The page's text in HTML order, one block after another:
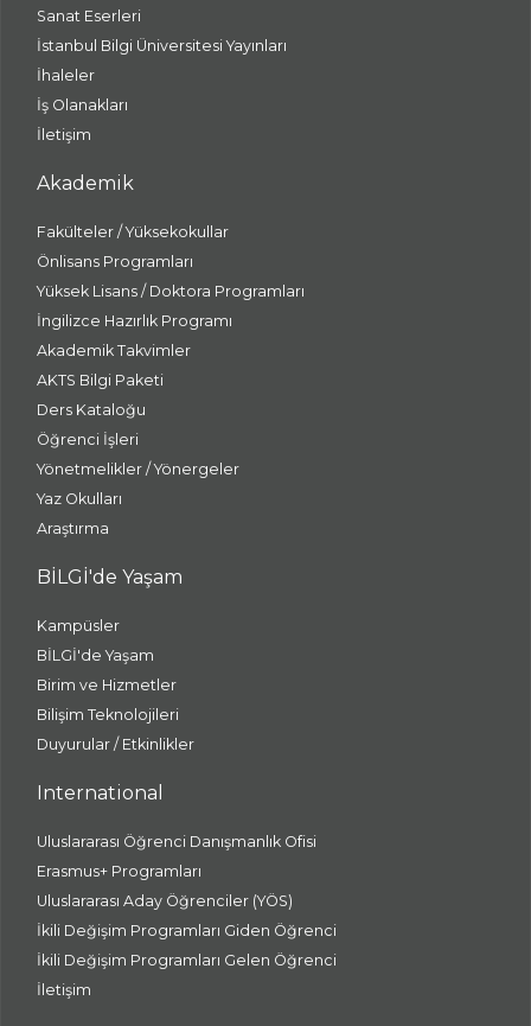
Sanat Eserleri
İstanbul Bilgi Üniversitesi Yayınları
İhaleler
İş Olanakları
İletişim
Akademik
Fakülteler / Yüksekokullar
Önlisans Programları
Yüksek Lisans / Doktora Programları
İngilizce Hazırlık Programı
Akademik Takvimler
AKTS Bilgi Paketi
Ders Kataloğu
Öğrenci İşleri
Yönetmelikler / Yönergeler
Yaz Okulları
Araştırma
BİLGİ'de Yaşam
Kampüsler
BİLGİ'de Yaşam
Birim ve Hizmetler
Bilişim Teknolojileri
Duyurular / Etkinlikler
International
Uluslararası Öğrenci Danışmanlık Ofisi
Erasmus+ Programları
Uluslararası Aday Öğrenciler (YÖS)
İkili Değişim Programları Giden Öğrenci
İkili Değişim Programları Gelen Öğrenci
İletişim